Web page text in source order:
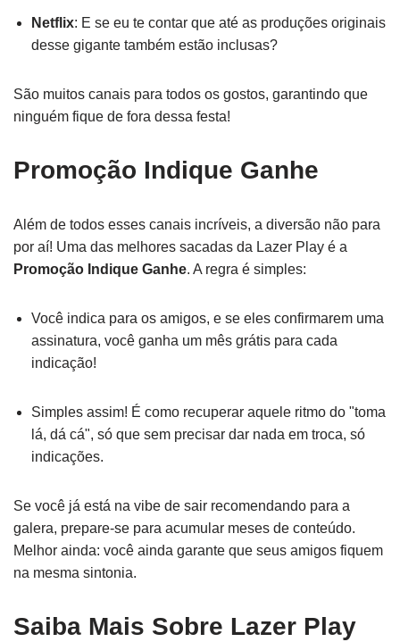
Netflix: E se eu te contar que até as produções originais
desse gigante também estão inclusas?
São muitos canais para todos os gostos, garantindo que
ninguém fique de fora dessa festa!
Promoção Indique Ganhe
Além de todos esses canais incríveis, a diversão não para
por aí! Uma das melhores sacadas da Lazer Play é a
Promoção Indique Ganhe. A regra é simples:
Você indica para os amigos, e se eles confirmarem uma
assinatura, você ganha um mês grátis para cada
indicação!
Simples assim! É como recuperar aquele ritmo do "toma
lá, dá cá", só que sem precisar dar nada em troca, só
indicações.
Se você já está na vibe de sair recomendando para a
galera, prepare-se para acumular meses de conteúdo.
Melhor ainda: você ainda garante que seus amigos fiquem
na mesma sintonia.
Saiba Mais Sobre Lazer Play